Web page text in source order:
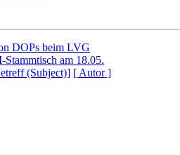
DOPs beim LVG
am 18.05.
(Subject)] [ Autor ]